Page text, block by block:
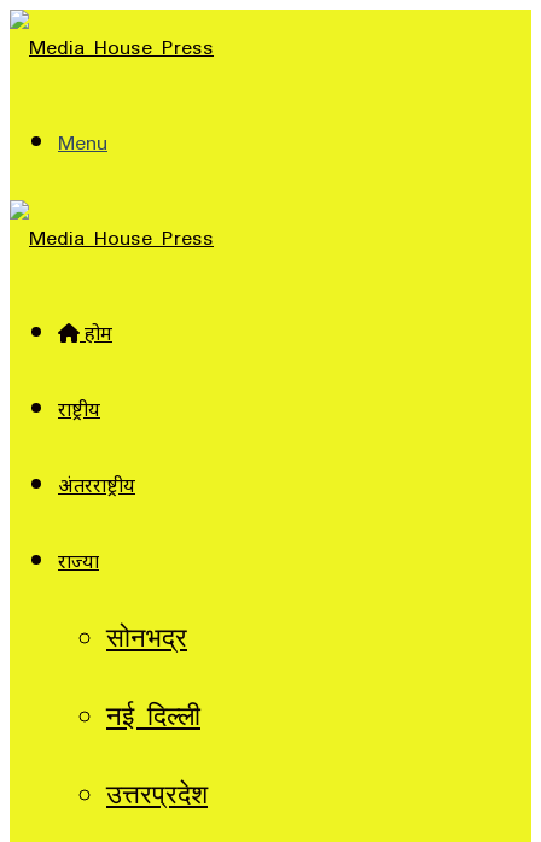
Menu
होम
राष्ट्रीय
अंतरराष्ट्रीय
राज्यों
सोनभद्र
नई दिल्ली
उत्तरप्रदेश